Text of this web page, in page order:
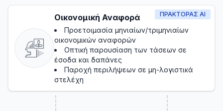
ΠΡΑΚΤΟΡΑΣ AI
Οικονομική Αναφορά
Προετοιμασία μηνιαίων/τριμηνιαίων
οικονομικών αναφορών
Οπτική παρουσίαση των τάσεων σε
έσοδα και δαπάνες
Παροχή περιλήψεων σε μη-λογιστικά
στελέχη